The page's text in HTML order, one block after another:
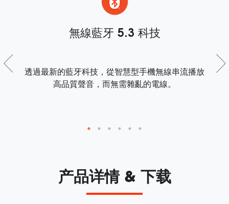
無線藍牙 5.3 科技
透過最新的藍牙科技，從智慧型手機無線串流播放
高品質聲音，而無需雜亂的電線。
产品详情 & 下载